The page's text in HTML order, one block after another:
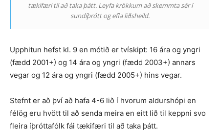
tækifæri til að taka þátt. Leyfa krökkum að skemmta sér í
sundíþrótt og efla liðsheild.
Upphitun hefst kl. 9 en mótið er tvískipt: 16 ára og yngri
(fædd 2001+) og 14 ára og yngri (fædd 2003+) annars
vegar og 12 ára og yngri (fædd 2005+) hins vegar.
Stefnt er að því að hafa 4-6 lið í hvorum aldurshópi en
félög eru hvött til að senda meira en eitt lið til keppni svo
fleira íþróttafólk fái tækifæri til að taka þátt.